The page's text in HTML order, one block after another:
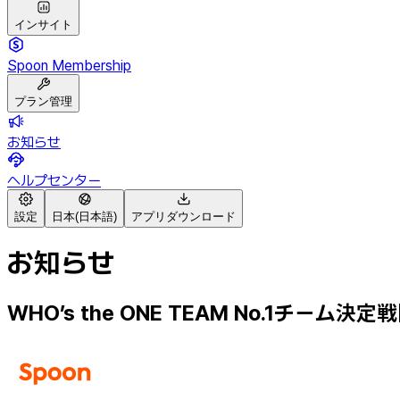
インサイト
Spoon Membership
プラン管理
お知らせ
ヘルプセンター
設定 日本(日本語) アプリダウンロード
お知らせ
WHO’s the ONE TEAM No.1チーム決定